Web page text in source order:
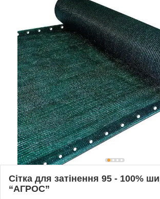
Сітка для затінення 95 - 100%
“AГРОС”